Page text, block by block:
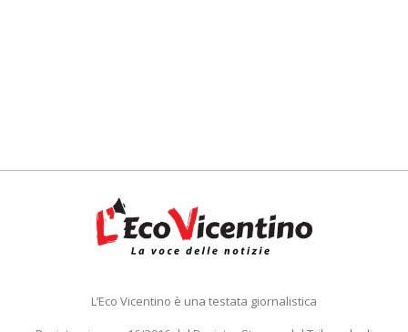
L’Eco Vicentino è una testata giornalistica